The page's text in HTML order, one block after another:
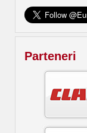
Parteneri